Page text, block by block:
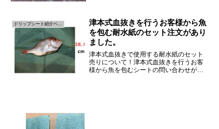
ますのでお気軽にお問い合わせ下さい！
箔押し印刷は印刷した包装...
ドリップシート紹介ページ
津本式血抜きを行うお客様から魚
を包む耐水紙のセット注文があり
ました。
津本式血抜きで使用する耐水紙のセット
売りについて！津本式血抜きを行うお客
様から魚を包むシートの問い合わせが非